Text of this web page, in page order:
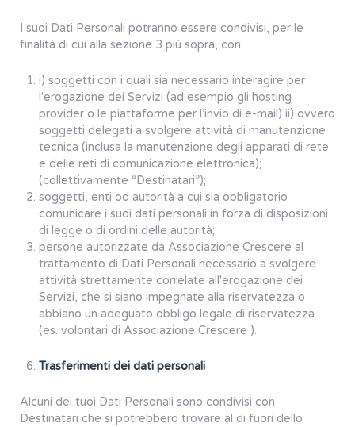
I suoi Dati Personali potranno essere condivisi, per le
finalità di cui alla sezione 3 più sopra, con:
i) soggetti con i quali sia necessario interagire per
l'erogazione dei Servizi (ad esempio gli hosting
provider o le piattaforme per l’invio di e-mail) ii) ovvero
soggetti delegati a svolgere attività di manutenzione
tecnica (inclusa la manutenzione degli apparati di rete
e delle reti di comunicazione elettronica);
(collettivamente “Destinatari”);
soggetti, enti od autorità a cui sia obbligatorio
comunicare i suoi dati personali in forza di disposizioni
di legge o di ordini delle autorità;
persone autorizzate da Associazione Crescere al
trattamento di Dati Personali necessario a svolgere
attività strettamente correlate all'erogazione dei
Servizi, che si siano impegnate alla riservatezza o
abbiano un adeguato obbligo legale di riservatezza
(es. volontari di Associazione Crescere ).
Trasferimenti dei dati personali
Alcuni dei tuoi Dati Personali sono condivisi con
Destinatari che si potrebbero trovare al di fuori dello